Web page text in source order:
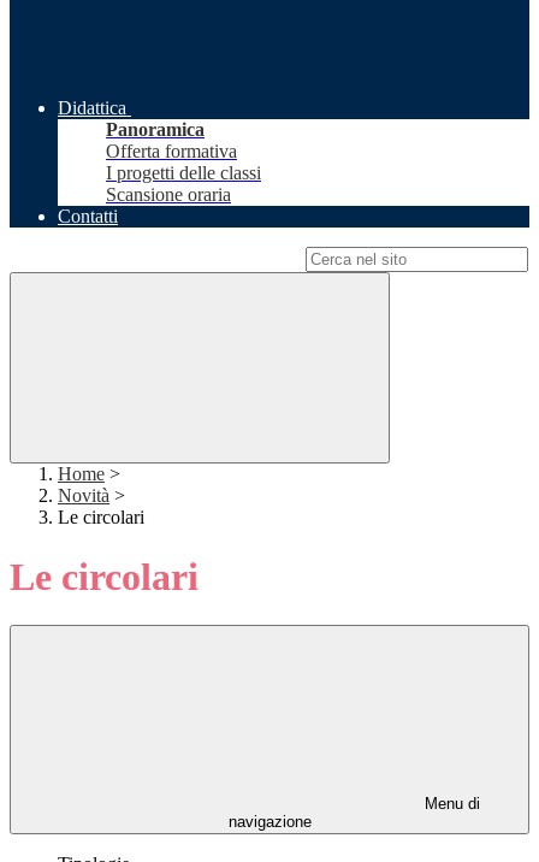
Didattica
Panoramica
Offerta formativa
I progetti delle classi
Scansione oraria
Contatti
Home >
Novità >
Le circolari
Le circolari
Menu di
navigazione